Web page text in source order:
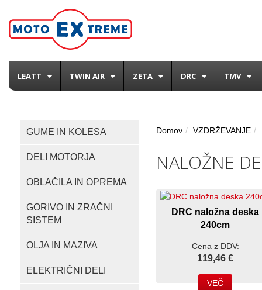
LEATT TWIN AIR ZETA DRC TMV
GUME IN KOLESA
DELI MOTORJA
OBLAČILA IN OPREMA
GORIVO IN ZRAČNI
SISTEM
OLJA IN MAZIVA
ELEKTRIČNI DELI
Domov VZDRŽEVANJE
NALOŽNE
DRC naložna deska
240cm
Cena z DDV:
119,46 €
VEČ